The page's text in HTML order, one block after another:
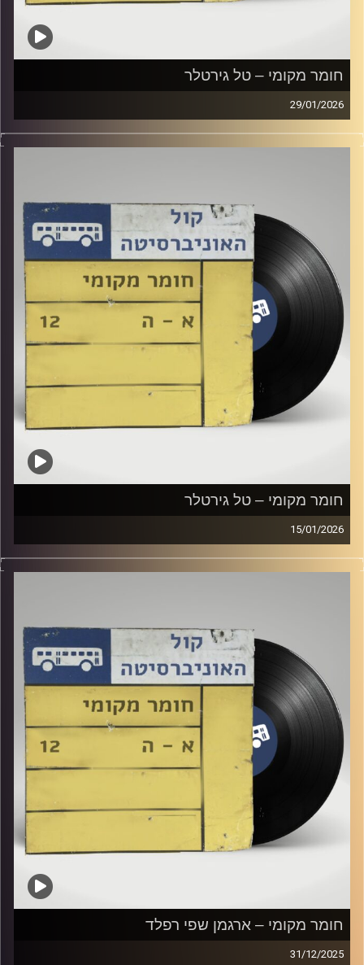
חומר מקומי – טל גירטלר
29/01/2026
שעה של מוזיקה ישראלית עם טל גירטלר
חומר מקומי – טל גירטלר
15/01/2026
שעה של מוזיקה ישראלית עם טל גירטלר
חומר מקומי – ארגמן שפי רפלד
31/12/2025